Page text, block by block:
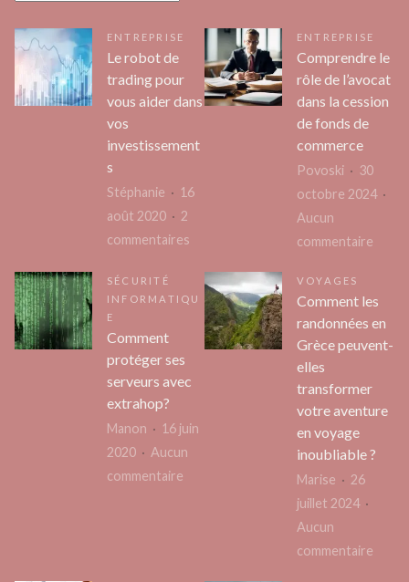
ENTREPRISE
Le robot de
trading pour
vous aider dans
vos
investissement
s
Stéphanie
16
août 2020
2
commentaires
robot
trading
vous
dans
ENTREPRISE
Comprendre le
rôle de l’avocat
dans la cession
de fonds de
commerce
Povoski
30
octobre 2024
Aucun
commentaire
rôle
la
de
SÉCURITÉ
INFORMATIQU
E
Comment
protéger ses
serveurs avec
extrahop?
Manon
16 juin
2020
Aucun
commentaire
VOYAGES
Comment les
randonnées en
Grèce peuvent-
elles
transformer
votre aventure
en voyage
inoubliable ?
Marise
26
juillet 2024
Aucun
commentaire